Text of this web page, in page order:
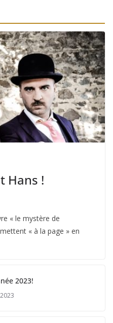
Hans !
« le mystère de
« à la page » en
2023!